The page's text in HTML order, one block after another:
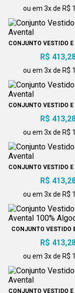
ou em 3x de R$
CONJUNTO VESTIDO
R$ 413,28
ou em 3x de R$
CONJUNTO VESTIDO
R$ 413,28
ou em 3x de R$
CONJUNTO VESTIDO
R$ 413,28
ou em 3x de R$
CONJUNTO VESTIDO
R$ 413,28
ou em 3x de R$
CONJUNTO VESTIDO